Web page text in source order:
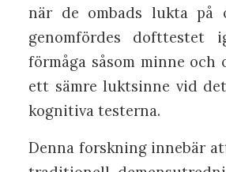
när de ombads lukta på
genomfördes dofttestet
förmåga såsom minne och
ett sämre luktsinne vid
kognitiva testerna.
Denna forskning innebär